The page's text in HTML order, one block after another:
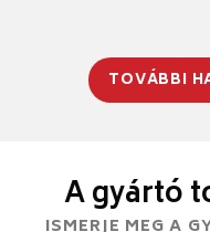
TOVÁBBI
A gyártó